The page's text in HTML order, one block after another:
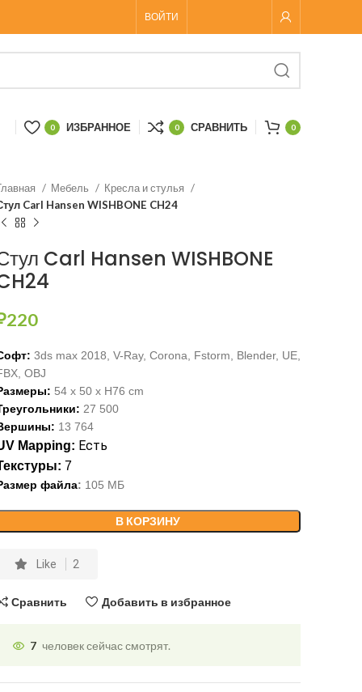
ВОЙТИ
0 ИЗБРАННОЕ 0 СРАВНИТЬ 0
Мебель
Кресла и стулья
Carl Hansen WISHBONE CH24
Carl Hansen WISHBONE
220
3ds max 2018, V-Ray, Corona, Fstorm, Blender, UE,
OBJ
54x 50x H76 cm
27 500
13 764
Mapping: Есть
7
файла: 105 МБ
В КОРЗИНУ
Like 2
Сравнить Добавить в избранное
7 человек сейчас смотрят.